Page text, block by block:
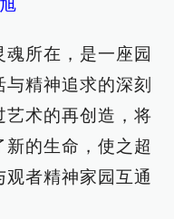
所在，是一座园
精神追求的深刻
艺术的再创造，将
新的生命，使之超
者精神家园互通